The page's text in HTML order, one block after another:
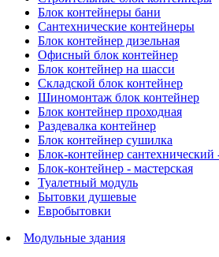
Блок контейнеры бани
Сантехнические контейнеры
Блок контейнер дизельная
Офисный блок контейнер
Блок контейнер на шасси
Складской блок контейнер
Шиномонтаж блок контейнер
Блок контейнер проходная
Раздевалка контейнер
Блок контейнер сушилка
Блок-контейнер сантехнический
Блок-контейнер - мастерская
Туалетный модуль
Бытовки душевые
Евробытовки
Модульные здания